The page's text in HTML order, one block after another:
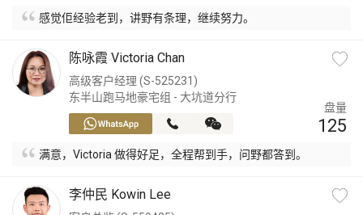
感觉佢经验老到，讲野有条理，继续努力。
陈咏霞 Victoria Chan
高级客户经理 (S-525231)
东半山跑马地豪宅组 - 大坑道分行
满意，Victoria 做得好足，全程帮到手，问野都答到。
盘量
125
李仲民 Kowin Lee